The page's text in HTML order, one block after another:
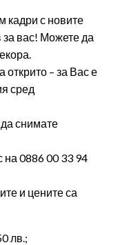
кадри с новите
за вас! Можете да
открито – за Вас е
сред
снимате
на 0886 00 33 94
и цените са
лв.;